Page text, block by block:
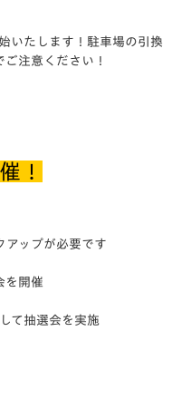
いたします！ 駐車場の引換
注意ください！
！
ップが必要です
を開催
て抽選会を実施